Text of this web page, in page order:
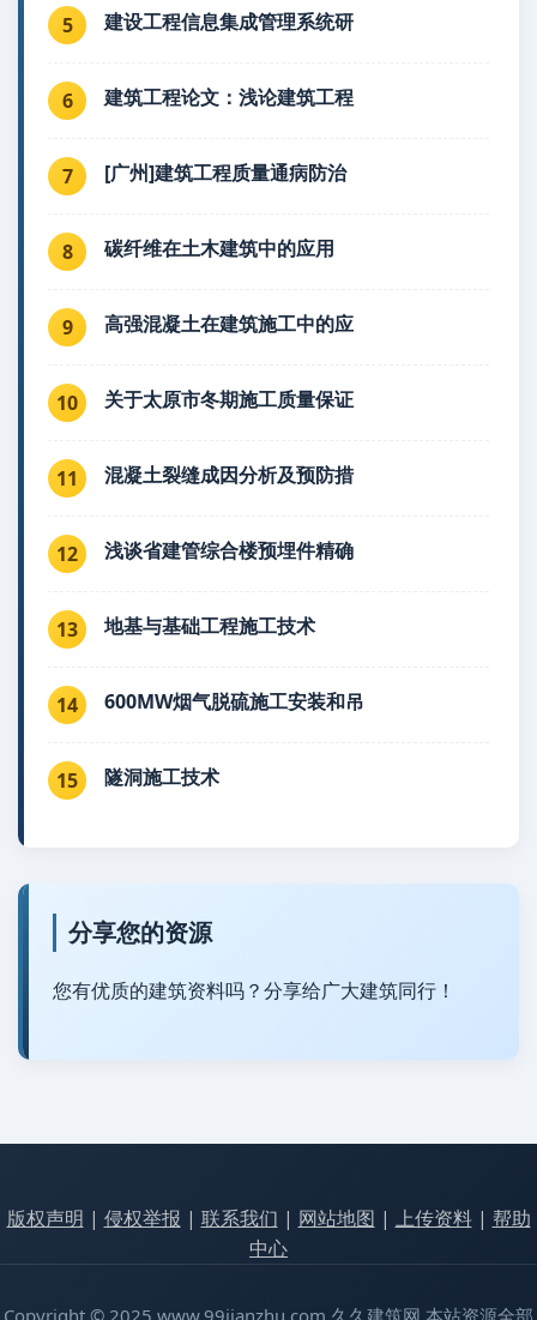
5 建设工程信息集成管理系统研
6 建筑工程论文：浅论建筑工程
7 [广州]建筑工程质量通病防治
8 碳纤维在土木建筑中的应用
9 高强混凝土在建筑施工中的应
10 关于太原市冬期施工质量保证
11 混凝土裂缝成因分析及预防措
12 浅谈省建管综合楼预埋件精确
13 地基与基础工程施工技术
14 600MW烟气脱硫施工安装和吊
15 隧洞施工技术
分享您的资源
您有优质的建筑资料吗？分享给广大建筑同行！
版权声明 | 侵权举报 | 联系我们 | 网站地图 | 上传资料| 帮助
中心
Copyright © 2025 www.99jianzhu.com 久久建筑网 本站资源全部